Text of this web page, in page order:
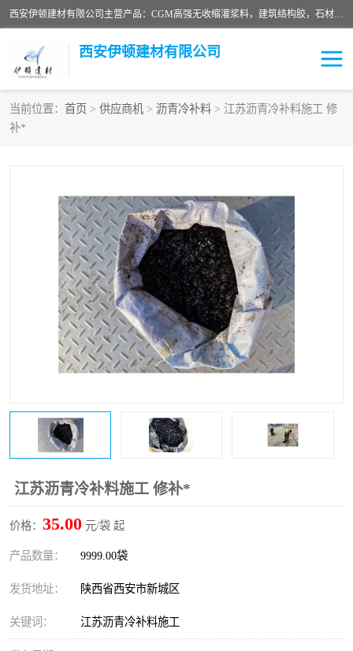
西安伊顿建材有限公司主营产品：CGM高强无收缩灌浆料，建筑结构胶，石材粘合剂，柔性防水材料，环氧修补砂浆等在各个行业得到了客户认可。
西安伊顿建材有限公司
当前位置： 首页 > 供应商机 > 沥青冷补料 > 江苏沥青冷补料施工 修
补*
江苏沥青冷补料施工 修补*
价格： 35.00 元/袋 起
产品数量： 9999.00袋
发货地址： 陕西省西安市新城区
关键词： 江苏沥青冷补料施工
自流平水泥 水泥路面修补材料
瓷砖粘合剂 沥青冷补料
高延性混凝土 速凝剂
碳纤维布 金刚砂
桥梁伸缩缝快速修补料 防静电不发火砂浆
膨胀剂 混凝土防碳化涂料
融雪剂